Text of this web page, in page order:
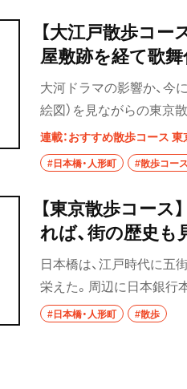
【大江戸散歩コー
屋敷跡を経て歌
大河ドラマの影響か、今
絵図）を見ながらの東京
（1859）の「日本橋北内
を紹介。タイムスリップ
連載：おすすめ散歩コース 東
#日本橋・人形町 #散歩コース
【東京散歩コース
れば、街の歴史も
日本橋は、江戸時代に五
栄えた。周辺に日本銀行
心地であったからだ。『
#日本橋・人形町 #散歩